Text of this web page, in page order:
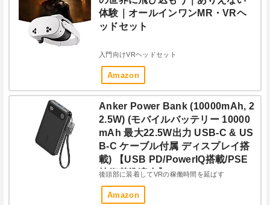
体験｜オールインワンMR・VRヘ
ッドセット
入門向けVRヘッドセット
Amazon
Anker Power Bank (10000mAh, 2
2.5W) (モバイルバッテリー 10000
mAh 最大22.5W出力 USB-C & US
B-C ケーブル付属 ディスプレイ搭
載) 【USB PD/PowerIQ搭載/PSE
技術基準適合】iPhone 15 Androi
d iPad その他各種機器対応 (ブラッ
ク)
後頭部に装着してVRの稼働時間を延ばす
Amazon